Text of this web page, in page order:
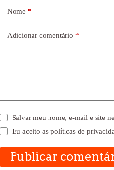
Nome*
Adicionar comentário *
Salvar meu nome, e-mail e site
Eu aceito aspolíticas de
Publicar